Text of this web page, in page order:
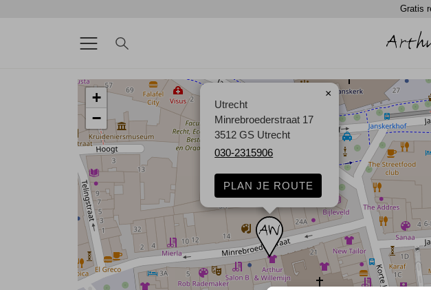
Gratis
Utrecht
Minrebroederstraat 17
3512 GS Utrecht
030-2315906
PLAN JE ROUTE
×
+
−